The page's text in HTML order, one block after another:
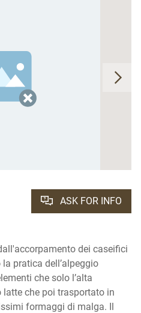
ASK FOR INFO
dei caseifici
pratica dell’alpeggio
che solo l’alta
latte che poi trasportato in
formaggi di malga. Il